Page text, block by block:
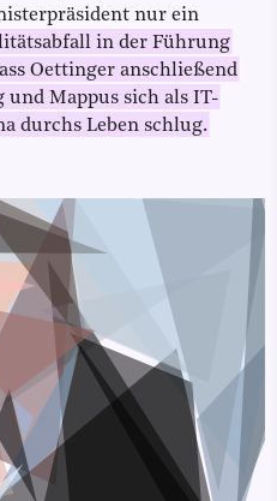
nur ein
in der Führung
Oettinger anschließend
und Mappus sich als IT-
durchs Leben schlug.